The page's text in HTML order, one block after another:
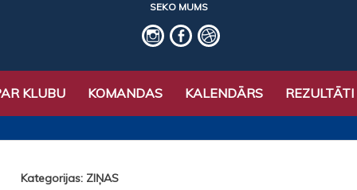
SEKO MUMS
IG fb basket
KLUBU KOMANDAS KALENDĀRS REZULTĀTI
Kategorijas: ZIŅAS